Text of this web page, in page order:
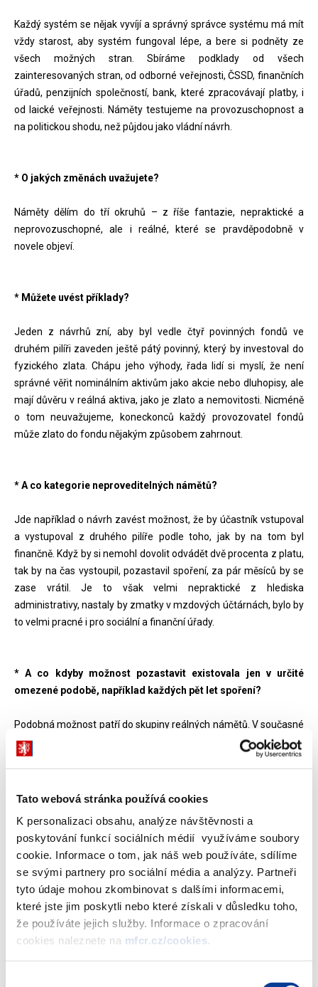
Tato webová stránka používá cookies
K personalizaci obsahu, analýze návštěvnosti a
poskytování funkcí sociálních médií využíváme soubory
cookie. Informace o tom, jak náš web používáte, sdílíme
se svými partnery pro sociální média a analýzy. Partneři
tyto údaje mohou zkombinovat s dalšími informacemi,
které jste jim poskytli nebo které získali v důsledku toho,
že používáte jejich služby. Informace o zpracování
cookies naleznete na mfcr.cz/cookies.
Každý systém se nějak vyvíjí a správný správce systému má mít
vždy starost, aby systém fungoval lépe, a bere si podněty ze
všech možných stran. Sbíráme podklady od všech
zainteresovaných stran, od odborné veřejnosti, ČSSD, finančních
úřadů, penzijních společností, bank, které zpracovávají platby, i
od laické veřejnosti. Náměty testujeme na provozuschopnost a
na politickou shodu, než půjdou jako vládní návrh.
* O jakých změnách uvažujete?
Náměty dělím do tří okruhů – z říše fantazie, nepraktické a
neprovozuschopné, ale i reálné, které se pravděpodobně v
novele objeví.
* Můžete uvést příklady?
Jeden z návrhů zní, aby byl vedle čtyř povinných fondů ve
druhém pilíři zaveden ještě pátý povinný, který by investoval do
fyzického zlata. Chápu jeho výhody, řada lidí si myslí, že není
správné věřit nominálním aktivům jako akcie nebo dluhopisy, ale
mají důvěru v reálná aktiva, jako je zlato a nemovitosti. Nicméně
o tom neuvažujeme, koneckonců každý provozovatel fondů
může zlato do fondu nějakým způsobem zahrnout.
* A co kategorie neproveditelných námětů?
Jde například o návrh zavést možnost, že by účastník vstupoval
a vystupoval z druhého pilíře podle toho, jak by na tom byl
finančně. Když by si nemohl dovolit odvádět dvě procenta z platu,
tak by na čas vystoupil, pozastavil spoření, za pár měsíců by se
zase vrátil. Je to však velmi nepraktické z hlediska
administrativy, nastaly by zmatky v mzdových účtárnách, bylo by
to velmi pracné i pro sociální a finanční úřady.
* A co kdyby možnost pozastavit existovala jen v určité
omezené podobě, například každých pět let spoření?
Podobná možnost patří do skupiny reálných námětů. V současné
době si děláme test praktičnosti a provozuschopnosti – jestli by
bylo možné to pozastavit jedenkrát, vícekrát, spíš na začátku,
* Jako jednu ze změn, které se v návrhu novely
pravděpodobně objeví, jste uvedl úpravu dědění ve druhém
pilíři. O co jde?
Dědění je velká výhoda proti prvnímu pilíři, kde se nic dědit nedá.
Dnes je dědění navrženo tak, že dědictví přejde do druhého pilíře
dědice, pokud ho má založený, a když ho nemá, tak dědí v
penězích. Podle návrhu by se mohl dědic rozhodnout, jestli chce
výplatu v penězích, nebo převodem na svůj účet ve druhém pilíři.
Případně by se dědictví rozdělilo v poměru, v jakém si zesnulý